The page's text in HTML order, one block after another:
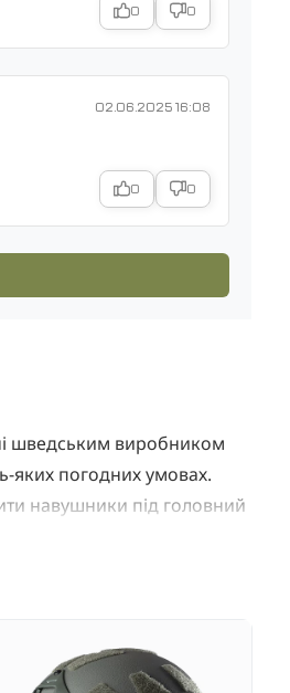
0 0
02.06.2025 16:08
0 0
шведським виробником
яких погодних умовах.
навушники під головний